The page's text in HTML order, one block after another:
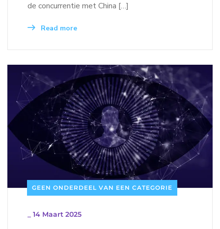
de concurrentie met China […]
Read more
GEEN ONDERDEEL VAN EEN CATEGORIE
14 Maart 2025